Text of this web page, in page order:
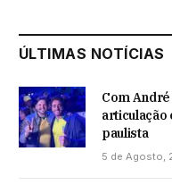
ÚLTIMAS NOTÍCIAS
Com
articulação
paulista
5 de Agosto,